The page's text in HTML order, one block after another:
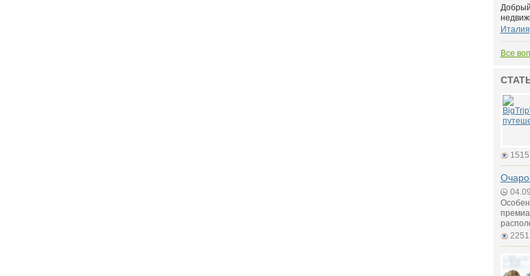
Италия
Все
1515
2251